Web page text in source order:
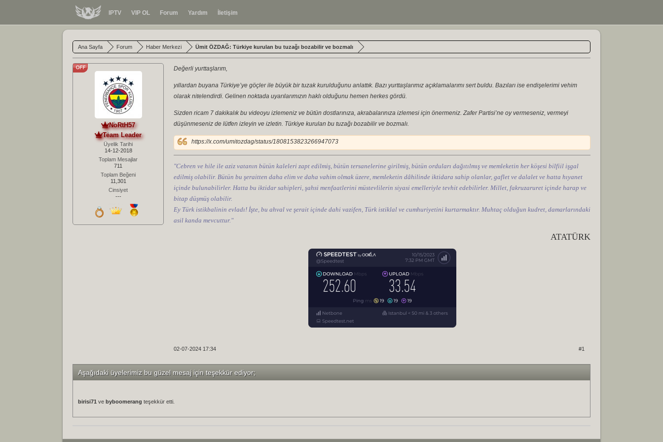
IPTV VIP OL Forum Yardım İletişim
Ana Sayfa Forum Haber Merkezi Ümit ÖZDAĞ: Türkiye kurulan bu tuzağı bozabilir ve bozmalı
NoRtH57
Team Leader
Üyelik Tarihi
14-12-2018
Toplam Mesajlar
711
Toplam Beğeni
11,301
Cinsiyet
---
Değerli yurttaşlarım,
yıllardan buyana Türkiye’ye göçler ile büyük bir tuzak kurulduğunu anlattık. Bazı yurttaşlarımız açıklamalarımı sert buldu. Bazıları ise endişelerimi vehim
olarak nitelendirdi. Gelinen noktada uyarılarımızın haklı olduğunu hemen herkes gördü.
Sizden ricam 7 dakikalık bu videoyu izlemeniz ve bütün dostlarınıza, akrabalarınıza izlemesi için önermeniz. Zafer Partisi’ne oy vermeseniz, vermeyi
düşünmeseniz de lütfen izleyin ve izletin. Türkiye kurulan bu tuzağı bozabilir ve bozmalı.
https://x.com/umitozdag/status/1808153823266947073
"Cebren ve hile ile aziz vatanın bütün kaleleri zapt edilmiş, bütün tersanelerine girilmiş, bütün orduları dağıtılmış ve memleketin her köşesi bilfiil işgal
edilmiş olabilir. Bütün bu şeraitten daha elim ve daha vahim olmak üzere, memleketin dâhilinde iktidara sahip olanlar, gaflet ve dalalet ve hatta hıyanet
içinde bulunabilirler. Hatta bu iktidar sahipleri, şahsi menfaatlerini müstevlilerin siyasi emelleriyle tevhit edebilirler. Millet, fakruzaruret içinde harap ve
bitap düşmüş olabilir.
Ey Türk istikbalinin evladı! İşte, bu ahval ve şerait içinde dahi vazifen, Türk istiklal ve cumhuriyetini kurtarmaktır. Muhtaç olduğun kudret, damarlarındaki
asil kanda mevcuttur."
ATATÜRK
#1
02-07-2024 17:34
Aşağıdaki üyelerimiz bu güzel mesaj için teşekkür ediyor;
birisi71 ve byboomerang teşekkür etti.